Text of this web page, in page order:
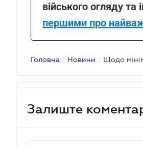
війського огляду та
першими про
Головна / Новини / Щодо
Залиште